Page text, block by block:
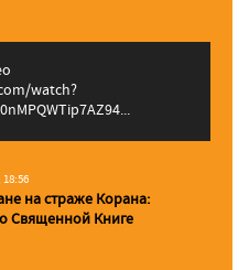
watch?
18:56
на страже Корана:
Священной Книге